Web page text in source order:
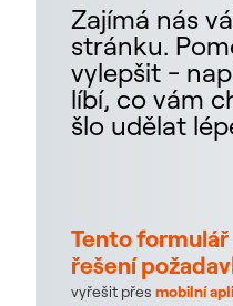
Zajímá nás
stránku.
vylepšit -
líbí, co vám
šlo udělat
Tento
řešení
vyřešit přes mobilní